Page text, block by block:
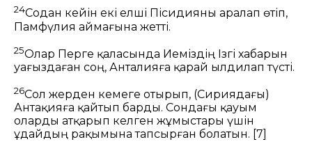
24Содан кейін екі елші Пісидияны аралап өтіп,
Памфүлия аймағына жетті.
25Олар Перге қаласында Иеміздің Ізгі хабарын
уағыздаған соң, Анталияға қарай ылдилап түсті.
26Сол жерден кемеге отырып, (Сириядағы)
Антақияға қайтып барды. Сондағы қауым
оларды атқарып келген жұмыстары үшін
Құдайдың рақымына тапсырған болатын. [7]